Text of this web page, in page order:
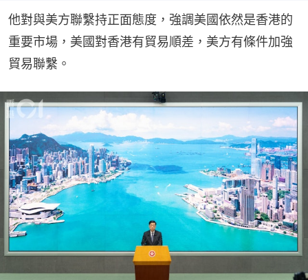
他對與美方聯繫持正面態度，強調美國依然是香港的
重要市場，美國對香港有貿易順差，美方有條件加強
貿易聯繫。